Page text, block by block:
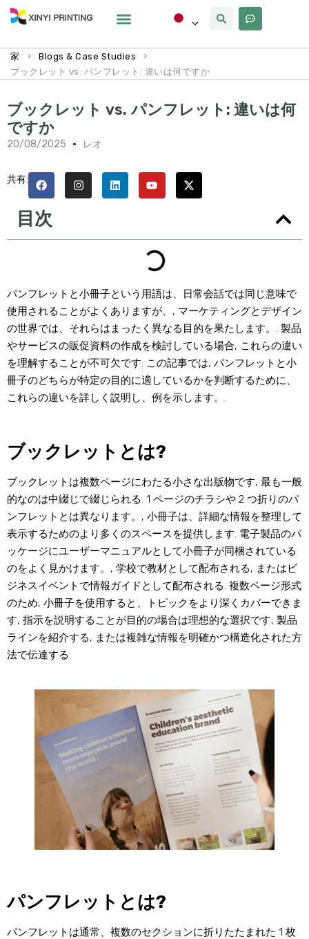
家 > Blogs & Case Studies
>
ブックレット vs. パンフレット: 違いは何ですか
ブックレット vs. パンフレット: 違いは何
ですか
20/08/2025 レオ
共有:
目次
パンフレットと小冊子という用語は、日常会話では同じ意味で
使用されることがよくありますが、, マーケティングとデザイン
の世界では、それらはまったく異なる目的を果たします。. 製品
やサービスの販促資料の作成を検討している場合, これらの違い
を理解することが不可欠です. この記事では, パンフレットと小
冊子のどちらが特定の目的に適しているかを判断するために、
これらの違いを詳しく説明し、例を示します。.
ブックレットとは?
ブックレットは複数ページにわたる小さな出版物です, 最も一般
的なのは中綴じで綴じられる. 1 ページのチラシや 2 つ折りのパ
ンフレットとは異なります。, 小冊子は、詳細な情報を整理して
表示するためのより多くのスペースを提供します. 電子製品のパ
ッケージにユーザーマニュアルとして小冊子が同梱されている
のをよく見かけます。, 学校で教材として配布される, またはビ
ジネスイベントで情報ガイドとして配布される. 複数ページ形式
のため, 小冊子を使用すると、トピックをより深くカバーできま
す, 指示を説明することが目的の場合は理想的な選択です, 製品
ラインを紹介する, または複雑な情報を明確かつ構造化された方
法で伝達する.
パンフレットとは?
パンフレットは通常、複数のセクションに折りたたまれた 1 枚